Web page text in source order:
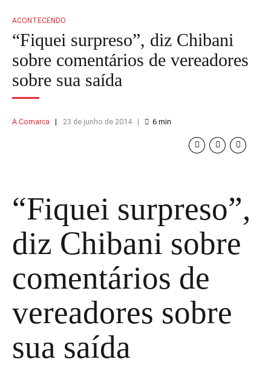
ACONTECENDO
“Fiquei surpreso”, diz Chibani
sobre comentários de vereadores
sobre sua saída
A Comarca 23 de junho de 2014 6 min
“Fiquei surpreso”,
diz Chibani sobre
comentários de
vereadores sobre
sua saída